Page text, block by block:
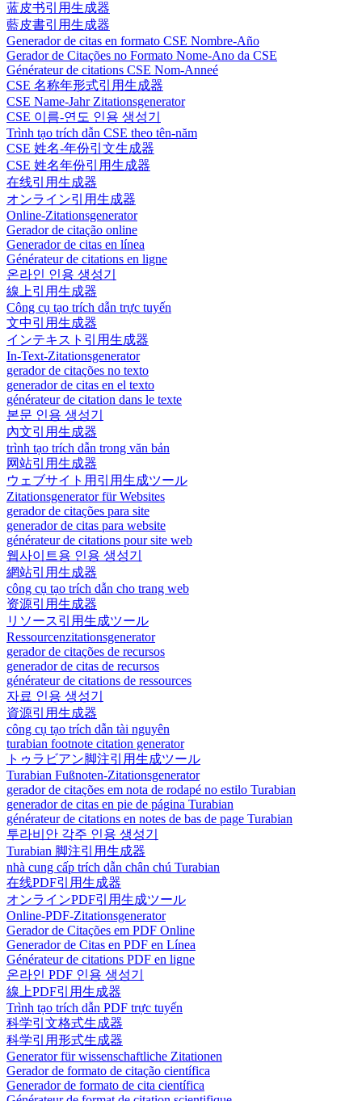
蓝皮书引用生成器
藍皮書引用生成器
Generador de citas en formato CSE Nombre-Año
Gerador de Citações no Formato Nome-Ano da CSE
Générateur de citations CSE Nom-Anneé
CSE 名称年形式引用生成器
CSE Name-Jahr Zitationsgenerator
CSE 이름-연도 인용 생성기
Trình tạo trích dẫn CSE theo tên-năm
CSE 姓名-年份引文生成器
CSE 姓名年份引用生成器
在线引用生成器
オンライン引用生成器
Online-Zitationsgenerator
Gerador de citação online
Generador de citas en línea
Générateur de citations en ligne
온라인 인용 생성기
線上引用生成器
Công cụ tạo trích dẫn trực tuyến
文中引用生成器
インテキスト引用生成器
In-Text-Zitationsgenerator
gerador de citações no texto
generador de citas en el texto
générateur de citation dans le texte
본문 인용 생성기
內文引用生成器
trình tạo trích dẫn trong văn bản
网站引用生成器
ウェブサイト用引用生成ツール
Zitationsgenerator für Websites
gerador de citações para site
generador de citas para website
générateur de citations pour site web
웹사이트용 인용 생성기
網站引用生成器
công cụ tạo trích dẫn cho trang web
资源引用生成器
リソース引用生成ツール
Ressourcenzitationsgenerator
gerador de citações de recursos
generador de citas de recursos
générateur de citations de ressources
자료 인용 생성기
資源引用生成器
công cụ tạo trích dẫn tài nguyên
turabian footnote citation generator
トゥラビアン脚注引用生成ツール
Turabian Fußnoten-Zitationsgenerator
gerador de citações em nota de rodapé no estilo Turabian
generador de citas en pie de página Turabian
générateur de citations en notes de bas de page Turabian
투라비안 각주 인용 생성기
Turabian 脚注引用生成器
nhà cung cấp trích dẫn chân chú Turabian
在线PDF引用生成器
オンラインPDF引用生成ツール
Online-PDF-Zitationsgenerator
Gerador de Citações em PDF Online
Generador de Citas en PDF en Línea
Générateur de citations PDF en ligne
온라인 PDF 인용 생성기
線上PDF引用生成器
Trình tạo trích dẫn PDF trực tuyến
科学引文格式生成器
科学引用形式生成器
Generator für wissenschaftliche Zitationen
Gerador de formato de citação científica
Generador de formato de cita científica